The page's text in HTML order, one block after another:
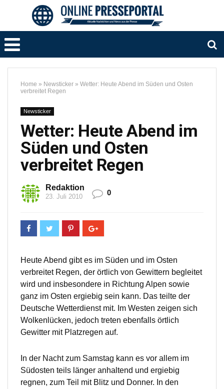
Home » Newsticker » Wetter: Heute Abend im Süden und Osten
verbreitet Regen
Newsticker
Wetter: Heute Abend im
Süden und Osten
verbreitet Regen
Redaktion
23. Juli 2010 0
Heute Abend gibt es im Süden und im Osten
verbreitet Regen, der örtlich von Gewittern begleitet
wird und insbesondere in Richtung Alpen sowie
ganz im Osten ergiebig sein kann. Das teilte der
Deutsche Wetterdienst mit. Im Westen zeigen sich
Wolkenlücken, jedoch treten ebenfalls örtlich
Gewitter mit Platzregen auf.
In der Nacht zum Samstag kann es vor allem im
Südosten teils länger anhaltend und ergiebig
regnen, zum Teil mit Blitz und Donner. In den